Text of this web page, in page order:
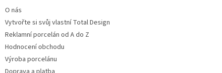
O nás
Vytvořte si svůj vlastní Total Design
Reklamní porcelán od A do Z
Hodnocení obchodu
Výroba porcelánu